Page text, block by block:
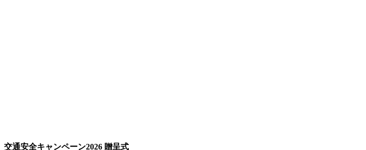
交通安全キャンペーン2026 贈呈式